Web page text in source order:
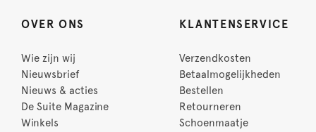
OVER ONS
Wie zijn wij
Nieuwsbrief
Nieuws & acties
De Suite Magazine
Winkels
KLANTENSERVICE
Verzendkosten
Betaalmogelijkheden
Bestellen
Retourneren
Schoenmaatje